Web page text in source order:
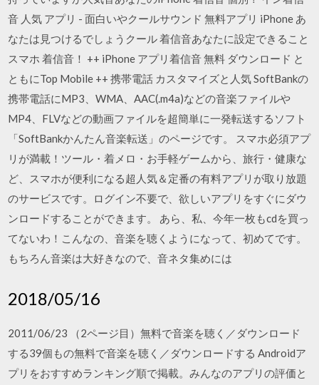
音 人気 アプリ - 面白いやクールサウンド 無料アプリ iPhone あ
なたは見つけるでしょうクール 着信音あなたに設定できること
スマホ 着信音！ ++ iPhone アプリ着信音 無料 ダウンロード と
ともにTop Mobile ++ 携帯電話 カスタマイズと人気 SoftBankの
携帯電話にMP3、WMA、AAC(.m4a)などの音楽ファイルや
MP4、FLVなどの動画ファイルを超簡単に一発転送するソフト
「SoftBankかんたん音楽転送」のページです。 スマホ必須アプ
リが満載！ツール・着メロ・お手軽ゲームから、旅行・健康な
ど、スマホが便利になる超人気＆定番の有料アプリが取り放題
のサービスです。ログイン不要で、欲しいアプリをすぐにダウ
ンロードすることができます。 あら、私、今年一枚もcdを買っ
てないわ！こんなの、音楽を聴くようになって、初めてです。
もちろん音楽は大好きなので、音ネタ集めには
2018/05/16
2011/06/23 （2ページ目）無料で音楽を聴く／ダウンロード
する39個もの無料で音楽を聴く／ダウンロードする Androidア
プリをおすすめランキング順で掲載。みんなのアプリの評価と